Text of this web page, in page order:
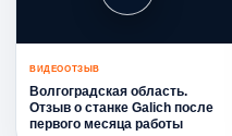
ВИДЕООТЗЫВ
Волгоградская область.
Отзыв о станке Galich после
первого месяца работы